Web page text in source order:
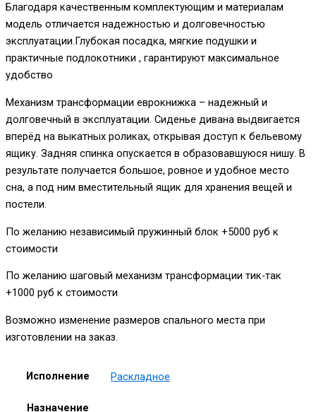
Благодаря качественным комплектующим и материалам
модель отличается надежностью и долговечностью
эксплуатации.Глубокая посадка, мягкие подушки и
практичные подлокотники , гарантируют максимальное
удобство
Механизм трансформации еврокнижка – надежный и
долговечный в эксплуатации. Сиденье дивана выдвигается
вперёд на выкатных роликах, открывая доступ к бельевому
ящику. Задняя спинка опускается в образовавшуюся нишу. В
результате получается большое, ровное и удобное место
сна, а под ним вместительный ящик для хранения вещей и
постели.
По желанию независимый пружинный блок +5000 руб к
стоимости
По желанию шаговый механизм трансформации тик-так
+1000 руб к стоимости
Возможно изменение размеров спального места при
изготовлении на заказ.
Исполнение Раскладное
Назначение